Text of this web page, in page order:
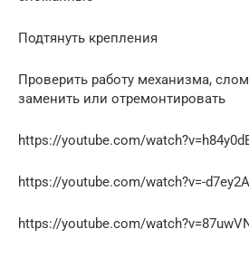
Подтянуть крепления
Проверить работу механизма,
заменить или отремонтировать
https://youtube.com/
https://youtube.com/watch?v=-
https://youtube.com/